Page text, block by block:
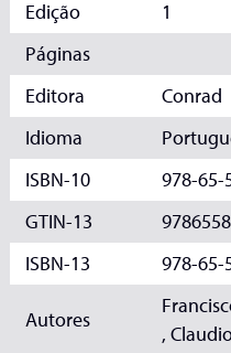
Edição
1
Páginas
Editora
Conrad
Idioma
ISBN-10
978-65-
GTIN-13
ISBN-13
978-65-
Autores
,